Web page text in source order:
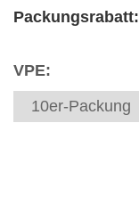
Packungsrabatt:
VPE:
10er-Packung